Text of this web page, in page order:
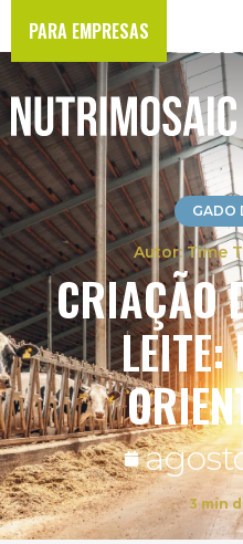
PARA EMPRESAS
GADO
Time
CRIAÇÃO
LEITE:
3 min